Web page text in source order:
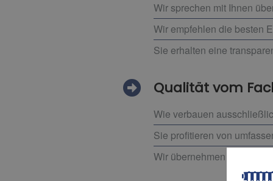
Wir sprechen mit Ihnen
Wir empfehlen die besten
Sie erhalten eine
Qualität vom
Wie verbauen
Sie profitieren von
Wir übernehmen für Sie